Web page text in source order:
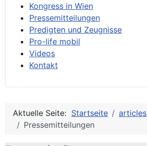
Kongress in Wien
Pressemitteilungen
Predigten und Zeugnisse
Pro-life mobil
Videos
Kontakt
Aktuelle Seite: Startseite
articles
Pressemitteilungen